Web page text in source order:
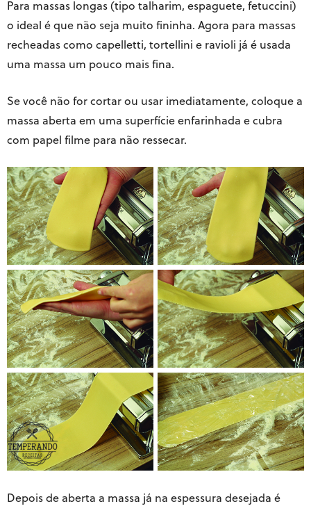
Para massas longas (tipo talharim, espaguete, fetuccini)
o ideal é que não seja muito fininha. Agora para massas
recheadas como capelletti, tortellini e ravioli já é usada
uma massa um pouco mais fina.
Se você não for cortar ou usar imediatamente, coloque a
massa aberta em uma superfície enfarinhada e cubra
com papel filme para não ressecar.
Depois de aberta a massa já na espessura desejada é